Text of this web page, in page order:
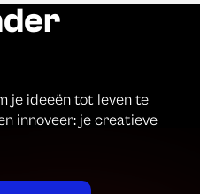
je ideeën tot leven te
innoveer: je creatieve